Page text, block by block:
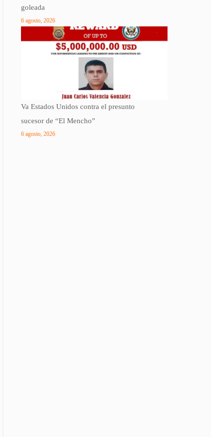
goleada
6 agosto, 2026
Va Estados Unidos contra el presunto
sucesor de “El Mencho”
6 agosto, 2026